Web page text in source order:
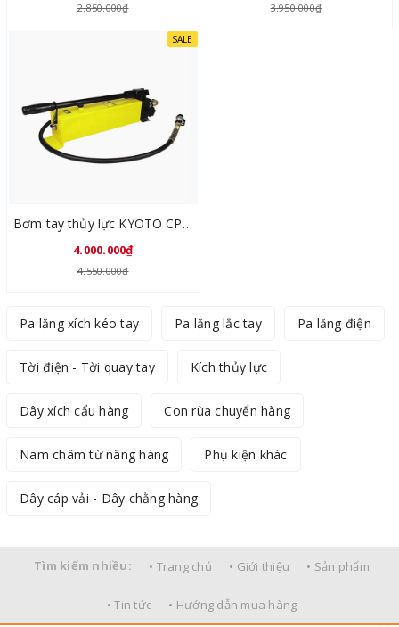
2.850.000₫ 3.950.000₫
SALE
Bơm tay thủy lực KYOTO CP-800
4.000.000₫
4.550.000₫
Pa lăng xích kéo tay Pa lăng lắc tay Pa lăng điện
Tời điện - Tời quay tay Kích thủy lực
Dây xích cẩu hàng Con rùa chuyển hàng
Nam châm từ nâng hàng Phụ kiện khác
Dây cáp vải - Dây chằng hàng
Tìm kiếm nhiều: • Trang chủ • Giới thiệu • Sản phẩm
• Tin tức • Hướng dẫn mua hàng